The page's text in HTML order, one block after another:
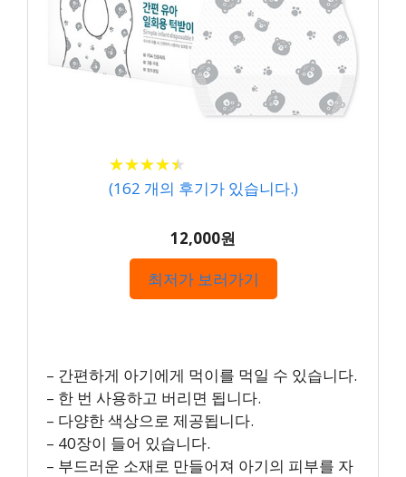
★★★★★
★★★★★
(162 개의 후기가 있습니다.)
12,000원
최저가 보러가기
– 간편하게 아기에게 먹이를 먹일 수 있습니다.
– 한 번 사용하고 버리면 됩니다.
– 다양한 색상으로 제공됩니다.
– 40장이 들어 있습니다.
– 부드러운 소재로 만들어져 아기의 피부를 자